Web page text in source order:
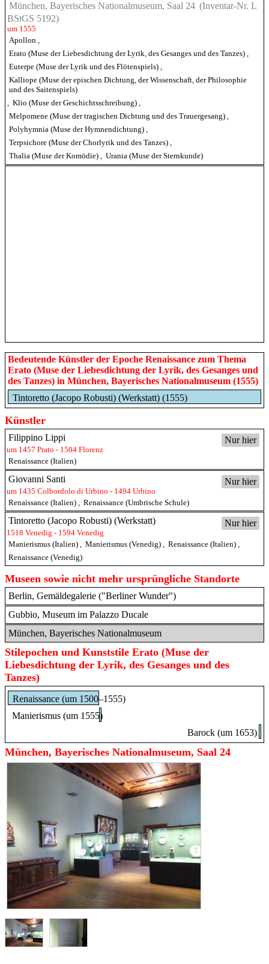
München, Bayerisches Nationalmuseum, Saal 24 (Inventar-Nr. L
BStGS 5192)
um 1555
Apollon ,
Erato (Muse der Liebesdichtung der Lyrik, des Gesanges und des Tanzes) ,
Euterpe (Muse der Lyrik und des Flötenspiels) ,
Kalliope (Muse der epischen Dichtung, der Wissenschaft, der Philosophie
und des Saitenspiels)
, Klio (Muse der Geschichtsschreibung) ,
Melpomene (Muse der tragischen Dichtung und des Trauergesang) ,
Polyhymnia (Muse der Hymnendichtung) ,
Terpsichore (Muse der Chorlyrik und des Tanzes) ,
Thalia (Muse der Komödie) , Urania (Muse der Sternkunde)
Bedeutende Künstler der Epoche Renaissance zum Thema
Erato (Muse der Liebesdichtung der Lyrik, des Gesanges und
des Tanzes) in München, Bayerisches Nationalmuseum (1555)
Tintoretto (Jacopo Robusti) (Werkstatt) (1555)
Künstler
Nur hier
Filippino Lippi
um 1457 Prato - 1504 Florenz
Renaissance (Italien)
Nur hier
Giovanni Santi
um 1435 Colbordolo di Urbino - 1494 Urbino
Renaissance (Italien) , Renaissance (Umbrische Schule)
Nur hier
Tintoretto (Jacopo Robusti) (Werkstatt)
1518 Venedig - 1594 Venedig
Manierismus (Italien) , Manierismus (Venedig) , Renaissance (Italien) ,
Renaissance (Venedig)
Museen sowie nicht mehr ursprüngliche Standorte
Berlin, Gemäldegalerie ("Berliner Wunder")
Gubbio, Museum im Palazzo Ducale
München, Bayerisches Nationalmuseum
Stilepochen und Kunststile Erato (Muse der
Liebesdichtung der Lyrik, des Gesanges und des
Tanzes)
Renaissance (um 1500–1555)
Manierismus (um 1555)
Barock (um 1653)
München, Bayerisches Nationalmuseum, Saal 24